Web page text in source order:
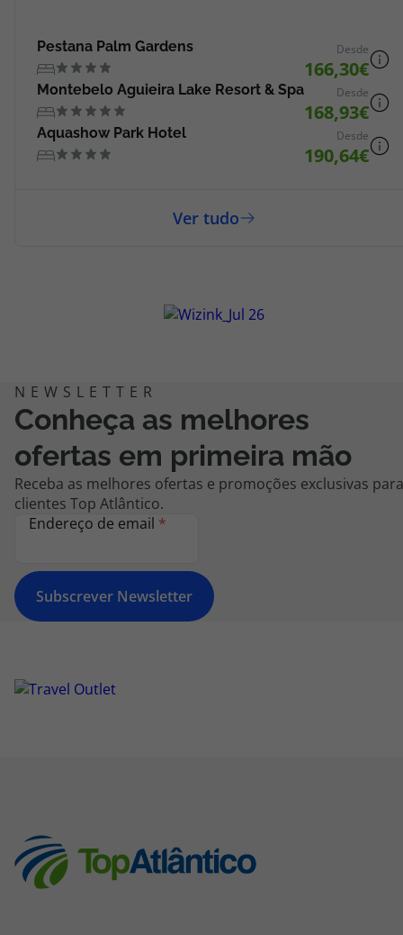
Pestana Palm Gardens Desde
166,30
Montebelo Aguieira Lake Resort & Spa Desde
168,93
Aquashow Park Hotel Desde
190,64
Conheça as melhores
ofertas em primeira mão
Receba as melhores ofertas e promoções exclusivas para
clientes Top Atlântico.
Endereço de email *
Subscrever Newsletter